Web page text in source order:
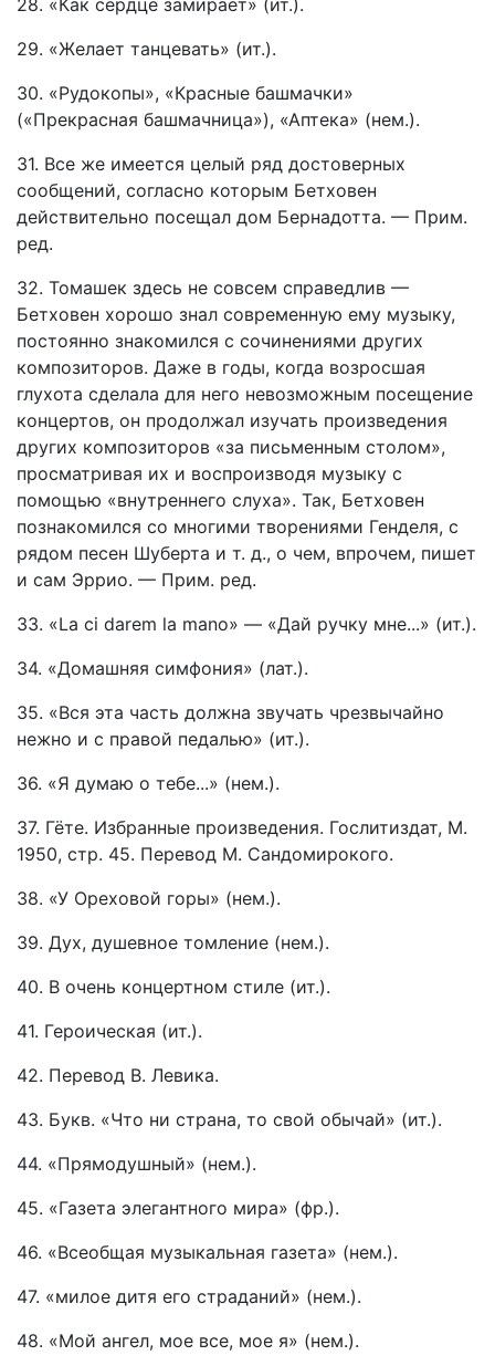
28. «Как сердце замирает» (ит.).
29. «Желает танцевать» (ит.).
30. «Рудокопы», «Красные башмачки»
(«Прекрасная башмачница»), «Аптека» (нем.).
31. Все же имеется целый ряд достоверных
сообщений, согласно которым Бетховен
действительно посещал дом Бернадотта. — Прим.
ред.
32. Томашек здесь не совсем справедлив —
Бетховен хорошо знал современную ему музыку,
постоянно знакомился с сочинениями других
композиторов. Даже в годы, когда возросшая
глухота сделала для него невозможным посещение
концертов, он продолжал изучать произведения
других композиторов «за письменным столом»,
просматривая их и воспроизводя музыку с
помощью «внутреннего слуха». Так, Бетховен
познакомился со многими творениями Генделя, с
рядом песен Шуберта и т. д., о чем, впрочем, пишет
и сам Эррио. — Прим. ред.
33. «La ci darem la mano» — «Дай ручку мне...» (ит.).
34. «Домашняя симфония» (лат.).
35. «Вся эта часть должна звучать чрезвычайно
нежно и с правой педалью» (ит.).
36. «Я думаю о тебе...» (нем.).
37. Гёте. Избранные произведения. Гослитиздат, М.
1950, стр. 45. Перевод М. Сандомирокого.
38. «У Oреховой горы» (нем.).
39. Дух, душевное томление (нем.).
40. В очень концертном стиле (ит.).
41. Героическая (ит.).
42. Перевод В. Левика.
43. Букв. «Что ни страна, то свой обычай» (ит.).
44. «Прямодушный» (нем.).
45. «Газета элегантного мира» (фр.).
46. «Всеобщая музыкальная газета» (нем.).
47. «милое дитя его страданий» (нем.).
48. «Мой ангел, мое все, мое я» (нем.).